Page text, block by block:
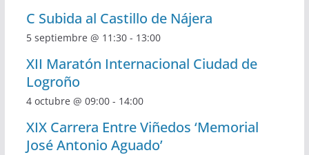
C Subida al Castillo de Nájera
5 septiembre @ 11:30- 13:00
XII Maratón Internacional Ciudad de
Logroño
4 octubre @ 09:00- 14:00
XIX Carrera Entre Viñedos ‘Memorial
José Antonio Aguado’